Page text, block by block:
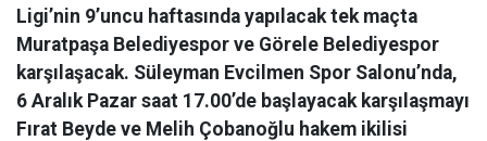
Ligi’nin 9’uncu haftasında yapılacak tek maçta
Muratpaşa Belediyespor ve Görele Belediyespor
karşılaşacak. Süleyman Evcilmen Spor Salonu’nda,
6 Aralık Pazar saat 17.00’de başlayacak karşılaşmayı
Fırat Beyde ve Melih Çobanoğlu hakem ikilisi